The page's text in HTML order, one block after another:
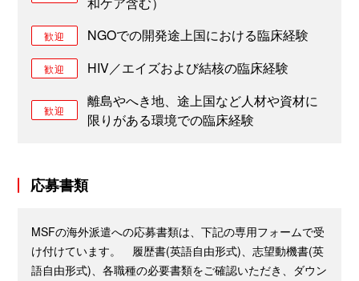
歓迎 NGOでの開発途上国における臨床経験
歓迎 HIV／エイズおよび結核の臨床経験
歓迎
離島やへき地、途上国など人材や資材に
限りがある環境での臨床経験
応募書類
MSFの海外派遣への応募書類は、下記の専用フォームで受
け付けています。 履歴書(英語自由形式)、志望動機書(英
語自由形式)、各職種の必要書類をご確認いただき、ダウン